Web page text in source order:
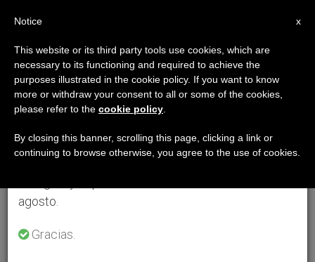
×
Aviso importante
Del 27 de julio al 7 de agosto haremos la pausa
anual, aprovechando que en el periodo de verano
se generan menos informaciones y también el
agosto.
Gracias.
x
Notice
This website or its third party tools use cookies, which are
necessary to its functioning and required to achieve the
purposes illustrated in the cookie policy. If you want to know
more or withdraw your consent to all or some of the cookies,
please refer to the cookie policy
By closing this banner, scrolling this page, clicking a link or
continuing to browse otherwise, you agree to the use of cookies.